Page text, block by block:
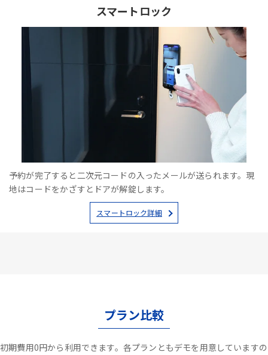
スマートロック
予約が完了すると二次元コードの入ったメールが送られます。現
地はコードをかざすとドアが解錠します。
スマートロック詳細
プラン比較
初期費用0円から利用できます。各プランともデモを用意していますの